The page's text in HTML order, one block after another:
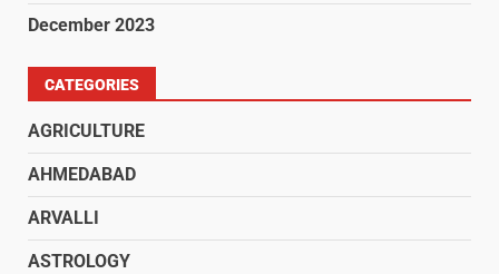
December 2023
CATEGORIES
AGRICULTURE
AHMEDABAD
ARVALLI
ASTROLOGY